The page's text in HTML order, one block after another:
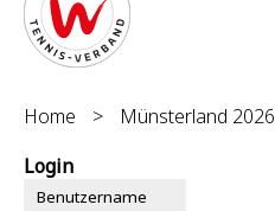
Home > Münsterland 2026
Login